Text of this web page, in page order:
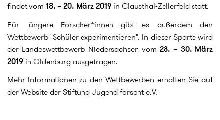
findet vom 18. – 20. März 2019 in Clausthal-Zellerfeld statt.
Für jüngere Forscher*innen gibt es außerdem den
Wettbewerb "Schüler experimentieren". In dieser Sparte wird
der Landeswettbewerb Niedersachsen vom28. – 30. März
2019 in Oldenburg ausgetragen.
Mehr Informationen zu den Wettbewerben erhalten Sie auf
der Website der Stiftung Jugend forscht e.V.